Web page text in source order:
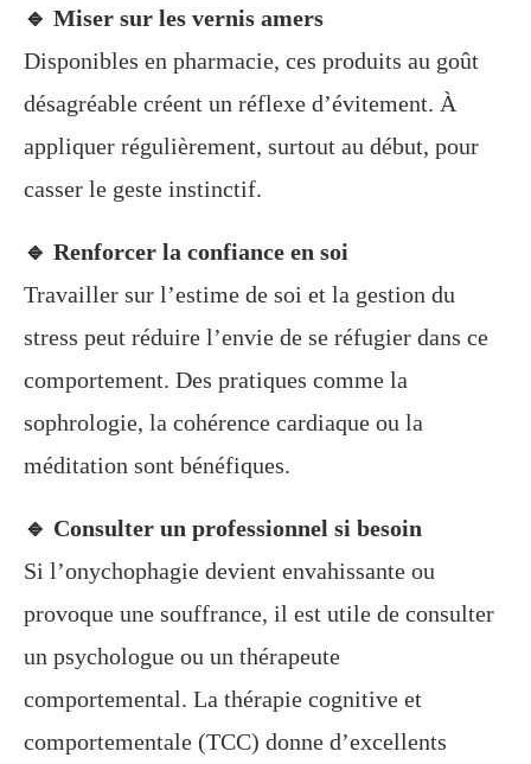
🔹 Miser sur les vernis amers
Disponibles en pharmacie, ces produits au goût
désagréable créent un réflexe d’évitement. À
appliquer régulièrement, surtout au début, pour
casser le geste instinctif.
🔹 Renforcer la confiance en soi
Travailler sur l’estime de soi et la gestion du
stress peut réduire l’envie de se réfugier dans ce
comportement. Des pratiques comme la
sophrologie, la cohérence cardiaque ou la
méditation sont bénéfiques.
🔹 Consulter un professionnel si besoin
Si l’onychophagie devient envahissante ou
provoque une souffrance, il est utile de consulter
un psychologue ou un thérapeute
comportemental. La thérapie cognitive et
comportementale (TCC) donne d’excellents